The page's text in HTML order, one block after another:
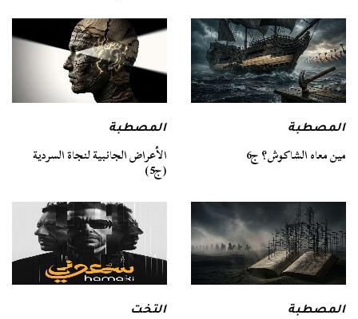
المصطبة
مين معاه الشاكوش؟ ج6
المصطبة
الأعراض الجانبية لنجاة السردية
(ج5)
المصطبة التخت